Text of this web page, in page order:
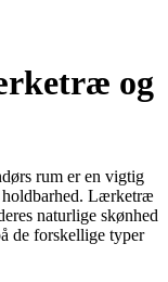
og
rum er en vigtig
holdbarhed. Lærketræ
naturlige skønhed
de forskellige typer